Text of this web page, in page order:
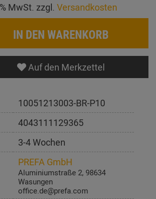
MwSt. zzgl. Versandkosten
IN DEN WARENKORB
Auf den Merkzettel
10051213003-BR-P10
4043111129365
3-4 Wochen
PREFA GmbH
Aluminiumstraße 2, 98634
Wasungen
office.de@prefa.com